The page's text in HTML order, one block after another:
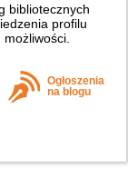
bibliotecznych
profilu
Ogłoszenia
na blogu